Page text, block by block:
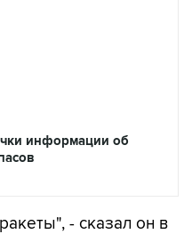
информации об
- сказал он в